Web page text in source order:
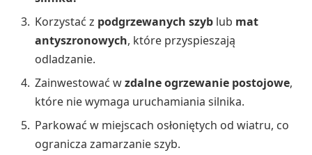
Korzystać z podgrzewanych szyb lub mat
antyszronowych, które przyspieszają
odladzanie.
Zainwestować wzdalne ogrzewanie postojowe,
które nie wymaga uruchamiania silnika.
Parkować w miejscach osłoniętych od wiatru, co
ogranicza zamarzanie szyb.